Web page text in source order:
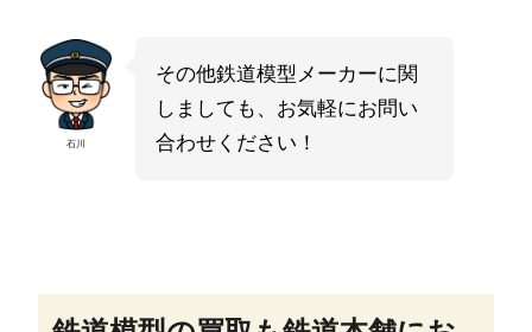
石川
その他鉄道模型メーカーに関
しましても、お気軽にお問い
合わせください！